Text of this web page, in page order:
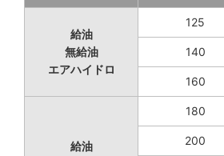
給油
無給油
エアハイドロ
125
140
160
給油
180
200